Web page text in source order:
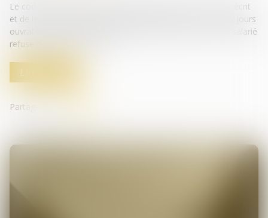
Le code du travail prévoit l’obligation d’établir un CDD par écrit
et de le transmettre au salarié, au plus tard, dans les deux jours
ouvrables suivant l'embauche. Mais que se passe-t-il si le salarié
refuse de signer le contrat...
Lire la suite
Partager sur